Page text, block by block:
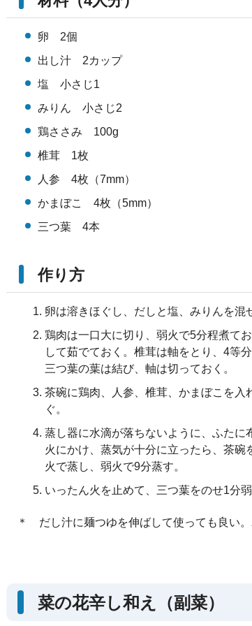
卵 2個
出し汁 2カップ
塩 小さじ1
みりん 小さじ2
鶏ささみ 100g
椎茸 1枚
人参 4枚（7mm）
かまぼこ 4枚（5mm）
三つ葉 4本
作り方
卵は溶きほぐし、だしと塩、みりんを混
鶏肉は一口大に切り、弱火で5分程煮て
して茹でておく。椎茸は軸をとり、4等
三つ葉の葉は結び、軸は切っておく。
茶碗に鶏肉、人参、椎茸、かまぼこを入
ぐ。
蒸し器に水滴が落ちないように、ふたに
火にかけ、蒸気が十分に立ったら、茶碗
火で蒸し、弱火で9分蒸す。
いったん火を止めて、三つ葉をのせ1分
＊ だし汁に麺つゆを伸ばして使っても良い
菜の花辛し和え（副菜）